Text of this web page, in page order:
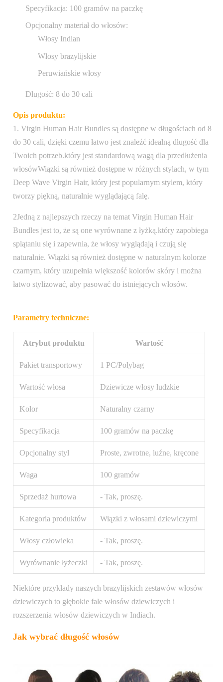
Specyfikacja: 100 gramów na paczkę
Opcjonalny materiał do włosów:
Włosy Indian
Włosy brazylijskie
Peruwiańskie włosy
Długość: 8 do 30 cali
Opis produktu:
1. Virgin Human Hair Bundles są dostępne w długościach od 8
do 30 cali, dzięki czemu łatwo jest znaleźć idealną długość dla
Twoich potrzeb.który jest standardową wagą dla przedłużenia
włosówWiązki są również dostępne w różnych stylach, w tym
Deep Wave Virgin Hair, który jest popularnym stylem, który
tworzy piękną, naturalnie wyglądającą falę.
2Jedną z najlepszych rzeczy na temat Virgin Human Hair
Bundles jest to, że są one wyrównane z łyżką.który zapobiega
splątaniu się i zapewnia, że włosy wyglądają i czują się
naturalnie. Wiązki są również dostępne w naturalnym kolorze
czarnym, który uzupełnia większość kolorów skóry i można
łatwo stylizować, aby pasować do istniejących włosów.
Parametry techniczne:
Atrybut produktu Wartość
Pakiet transportowy 1 PC/Polybag
Wartość włosa Dziewicze włosy ludzkie
Kolor Naturalny czarny
Specyfikacja 100 gramów na paczkę
Opcjonalny styl Proste, zwrotne, luźne, kręcone
Waga 100 gramów
Sprzedaż hurtowa - Tak, proszę.
Kategoria produktów Wiązki z włosami dziewiczymi
Włosy człowieka - Tak, proszę.
Wyrównanie łyżeczki - Tak, proszę.
Niektóre przykłady naszych brazylijskich zestawów włosów
dziewiczych to głębokie fale włosów dziewiczych i
rozszerzenia włosów dziewiczych w Indiach.
Jak wybrać długość włosów